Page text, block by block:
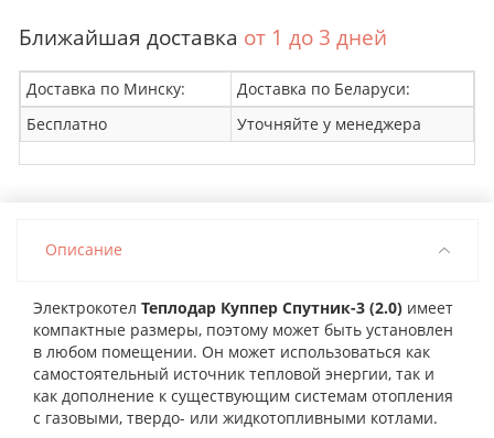
Ближайшая доставка от 1 до 3 дней
Доставка по Минску:
Доставка по Беларуси:
Бесплатно
Уточняйте у менеджера
Описание
Электрокотел Теплодар Куппер Спутник-3 (2.0) имеет
компактные размеры, поэтому может быть установлен
в любом помещении. Он может использоваться как
самостоятельный источник тепловой энергии, так и
как дополнение к существующим системам отопления
с газовыми, твердо- или жидкотопливными котлами.